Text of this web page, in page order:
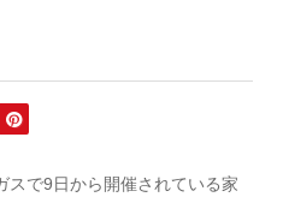
スで9日から開催されている家